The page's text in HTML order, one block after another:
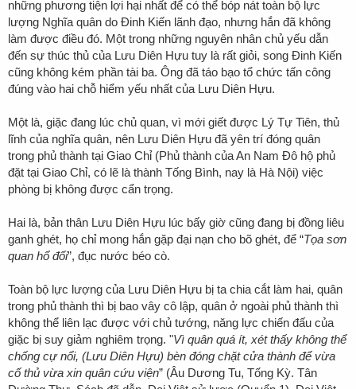
những phương tiện lợi hại nhất để có thể bóp nát toàn bộ lực
lượng Nghĩa quân do Đinh Kiến lãnh đạo, nhưng hắn đã không
làm được điều đó. Một trong những nguyên nhân chủ yếu dẫn
đến sự thúc thủ của Lưu Diên Hựu tuy là rất giỏi, song Đinh Kiến
cũng không kém phần tài ba. Ông đã táo bạo tổ chức tấn công
đúng vào hai chỗ hiểm yếu nhất của Lưu Diên Hựu.
Một là, giặc đang lúc chủ quan, vì mới giết được Lý Tự Tiên, thủ
lĩnh của nghĩa quân, nên Lưu Diên Hựu đã yên trí đóng quân
trong phủ thành tại Giao Chỉ (Phủ thành của An Nam Đô hộ phủ
đặt tại Giao Chỉ, có lẽ là thành Tống Bình, nay là Hà Nội) việc
phòng bị không được cẩn trọng.
Hai là, bản thân Lưu Diên Hựu lúc bấy giờ cũng đang bị đồng liêu
ganh ghét, họ chỉ mong hắn gặp đại nạn cho bõ ghét, để “Tọa sơn
quan hổ đối”, đục nước béo cò.
Toàn bộ lực lượng của Lưu Diên Hựu bị ta chia cắt làm hai, quân
trong phủ thành thì bị bao vây cô lập, quân ở ngoài phủ thành thì
không thể liên lạc được với chủ tướng, năng lực chiến đấu của
giặc bị suy giảm nghiêm trọng. "Vì quân quá ít, xét thấy không thể
chống cự nổi, (Lưu Diên Hựu) bèn đóng chặt cửa thành để vừa
cố thủ vừa xin quân cứu viện” (Âu Dương Tu, Tống Kỳ. Tân